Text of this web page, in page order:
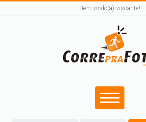
Bem vindo(a) visitante!